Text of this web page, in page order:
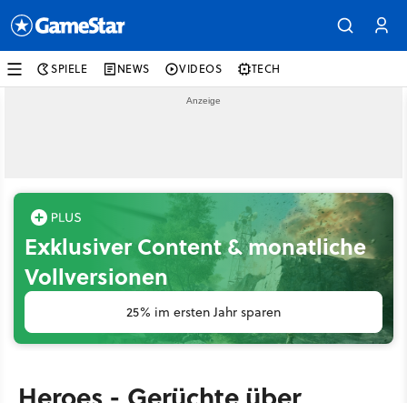
SPIELE NEWS VIDEOS TECH
Exklusiver Content & monatliche
Vollversionen
25% im ersten Jahr sparen